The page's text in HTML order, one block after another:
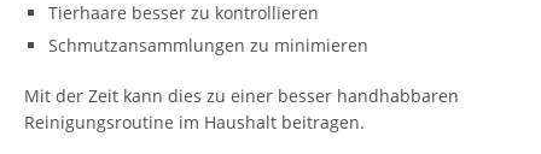
Tierhaare besser zu kontrollieren
Schmutzansammlungen zu minimieren
Mit der Zeit kann dies zu einer besser handhabbaren
Reinigungsroutine im Haushalt beitragen.